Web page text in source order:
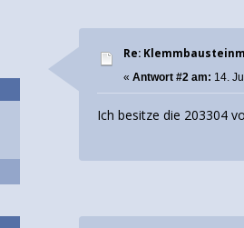
Re:
«Antwort #2 am: 14.
Ich besitze die 203304